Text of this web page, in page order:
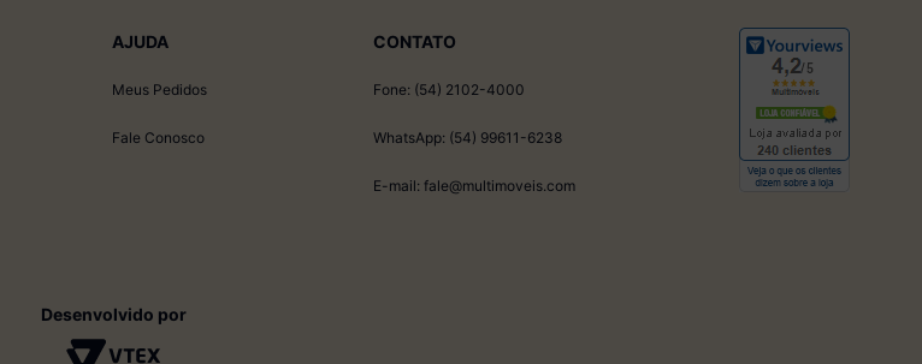
AJUDA
Meus Pedidos
Fale Conosco
CONTATO
Fone: (54) 2102-4000
WhatsApp: (54) 99611-6238
E-mail: fale@multimoveis.com
Desenvolvido por